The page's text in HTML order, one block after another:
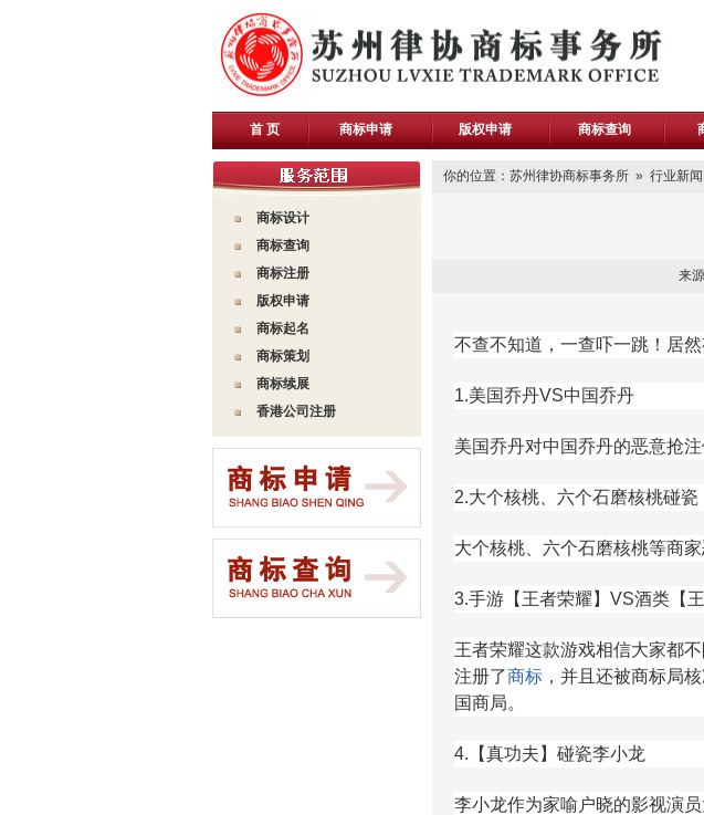
首 页 商标申请 版权申请 商标查询
商标设计
商标查询
商标注册
版权申请
商标起名
商标策划
商标续展
香港公司注册
你的位置：苏州律协商标事务所 » 行业新闻
来
不查不知道，一查吓一跳！居
1.美国乔丹VS中国乔丹
美国乔丹对中国乔丹的恶意抢
2.大个核桃、六个石磨核桃碰瓷
大个核桃、六个石磨核桃等商
3.手游【王者荣耀】VS酒类【王
王者荣耀这款游戏相信大家都
注册了商标，并且还被商标局
国商局。
4.【真功夫】碰瓷李小龙
李小龙作为家喻户晓的影视演